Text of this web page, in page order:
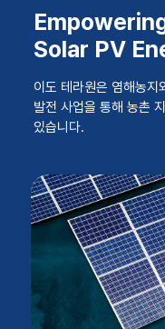
Solar PV
이도 테라원은 염해농지
발전 사업을 통해 농촌
있습니다.